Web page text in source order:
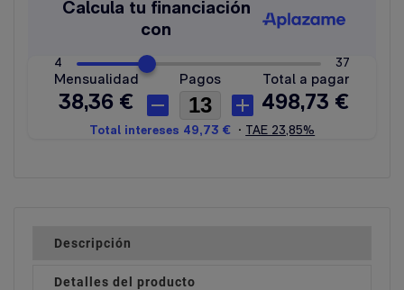
Descripción
Detalles del producto